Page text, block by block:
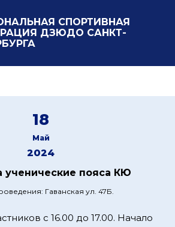
СПОРТИВНАЯ
ДЗЮДО САНКТ-
18
Май
2024
ученические пояса КЮ
Гаванская ул. 47Б.
с 16.00 до 17.00. Начало